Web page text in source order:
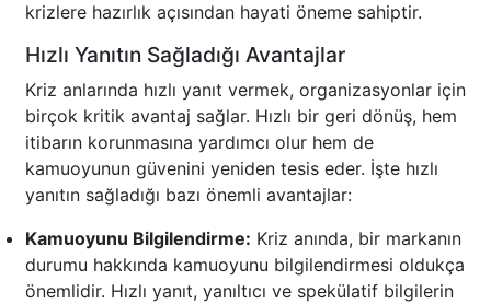
krizlere hazırlık açısından hayati öneme sahiptir.
Hızlı Yanıtın Sağladığı Avantajlar
Kriz anlarında hızlı yanıt vermek, organizasyonlar için
birçok kritik avantaj sağlar. Hızlı bir geri dönüş, hem
itibarın korunmasına yardımcı olur hem de
kamuoyunun güvenini yeniden tesis eder. İşte hızlı
yanıtın sağladığı bazı önemli avantajlar:
Kamuoyunu Bilgilendirme: Kriz anında, bir markanın
durumu hakkında kamuoyunu bilgilendirmesi oldukça
önemlidir. Hızlı yanıt, yanıltıcı ve spekülatif bilgilerin